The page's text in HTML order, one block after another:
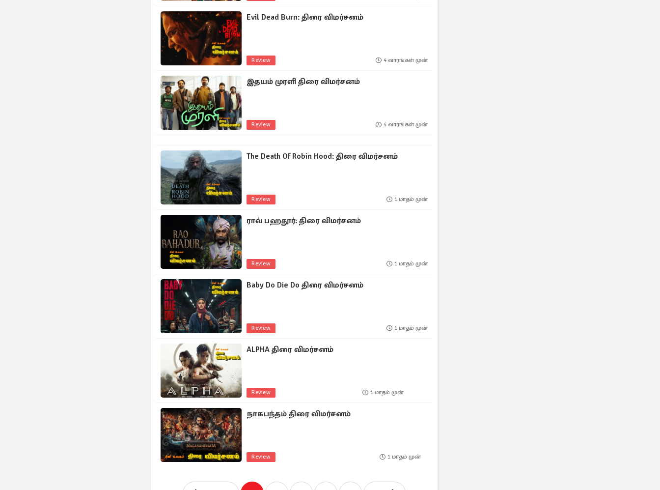
Evil Dead Burn: திரை விமர்சனம்
Review 4 வாரங்கள் முன்
இதயம் முரளி திரை விமர்சனம்
Review 4 வாரங்கள் முன்
The Death Of Robin Hood: திரை விமர்சனம்
Review 1 மாதம் முன்
ராவ் பஹதூர்: திரை விமர்சனம்
Review 1 மாதம் முன்
Baby Do Die Do திரை விமர்சனம்
Review 1 மாதம் முன்
ALPHA திரை விமர்சனம்
Review 1 மாதம் முன்
நாகபந்தம் திரை விமர்சனம்
Review 1 மாதம் முன்